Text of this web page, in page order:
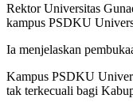
Rektor Universitas
kampus PSDKU
Ia menjelaskan
Kampus PSDKU
tak terkecuali bagi